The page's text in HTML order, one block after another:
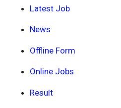
Latest Job
News
Offline Form
Online Jobs
Result